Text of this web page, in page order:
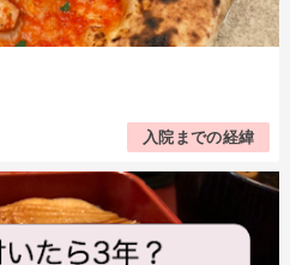
入院までの経緯